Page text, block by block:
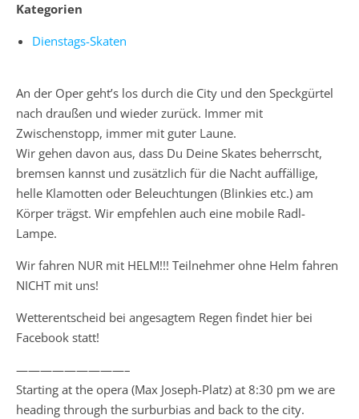
Kategorien
Dienstags-Skaten
An der Oper geht’s los durch die City und den Speckgürtel
nach draußen und wieder zurück. Immer mit
Zwischenstopp, immer mit guter Laune.
Wir gehen davon aus, dass Du Deine Skates beherrscht,
bremsen kannst und zusätzlich für die Nacht auffällige,
helle Klamotten oder Beleuchtungen (Blinkies etc.) am
Körper trägst. Wir empfehlen auch eine mobile Radl-
Lampe.
Wir fahren NUR mit HELM!!! Teilnehmer ohne Helm fahren
NICHT mit uns!
Wetterentscheid bei angesagtem Regen findet hier bei
Facebook statt!
—————————–
Starting at the opera (Max Joseph-Platz) at 8:30 pm we are
heading through the surburbias and back to the city.